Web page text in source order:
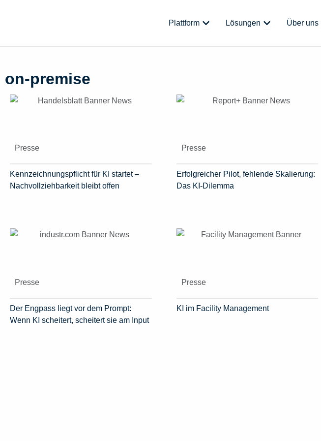
Plattform Öffne Plattform
Lösungen Öffne Lösungen
Über uns
on-premise
Presse
Kennzeichnungspflicht für KI startet –
Nachvollziehbarkeit bleibt offen
Presse
Erfolgreicher Pilot, fehlende Skalierung:
Das KI-Dilemma
Presse
Der Engpass liegt vor dem Prompt:
Wenn KI scheitert, scheitert sie am Input
Presse
KI im Facility Management